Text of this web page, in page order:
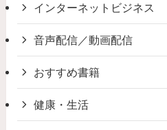
インターネットビジネス
音声配信／動画配信
おすすめ書籍
健康・生活